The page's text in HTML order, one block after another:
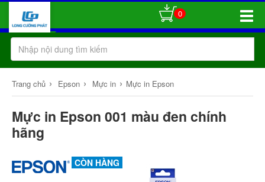
Toggle
0
Trang chủ › Epson › Mực in › Mực in Epson
Mực in Epson 001 màu đen chính
hãng
CÒN HÀNG